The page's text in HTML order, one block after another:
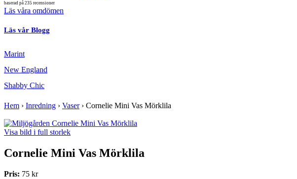
baserad på 235 recensioner
Läs våra omdömen
Läs vår Blogg
Marint
New England
Shabby Chic
Hem › Inredning › Vaser› Cornelie Mini Vas Mörklila
Visa bild i full storlek
Cornelie Mini Vas Mörklila
Pris: 75 kr